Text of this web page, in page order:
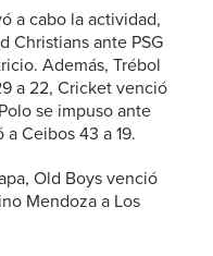
a cabo la actividad,
Christians ante PSG
Además, Trébol
a 22, Cricket venció
se impuso ante
Ceibos 43 a 19.
Old Boys venció
Mendoza a Los